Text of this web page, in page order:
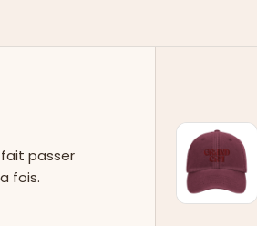
passer
fois.